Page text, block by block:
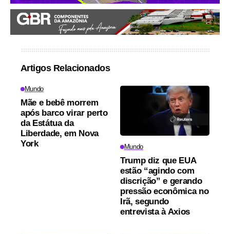
Artigos Relacionados
Mundo
Mãe e bebê morrem
após barco virar perto
da Estátua da
Liberdade, em Nova
York
Mundo
Trump diz que EUA
estão “agindo com
discrição” e gerando
pressão econômica no
Irã, segundo
entrevista à Axios